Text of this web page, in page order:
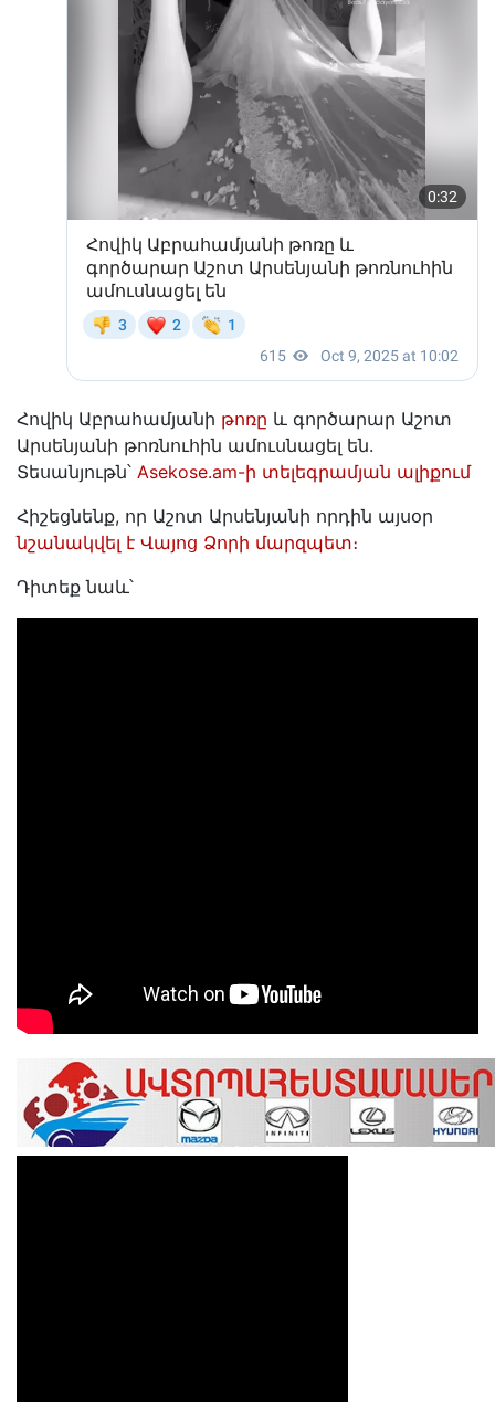
Հովիկ Աբրահամյանի թոռը և գործարար Աշոտ
Արսենյանի թոռնուհին ամուսնացել են.
Տեսանյութն՝ Asekose.am-ի տելեգրամյան ալիքում
Հիշեցնենք, որ Աշոտ Արսենյանի որդին այսօր
նշանակվել է Վայոց Ձորի մարզպետ։
Դիտեք նաև՝